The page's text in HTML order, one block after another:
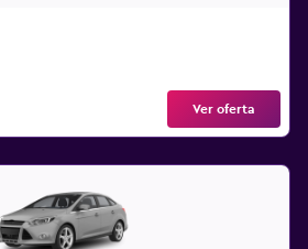
Ver oferta